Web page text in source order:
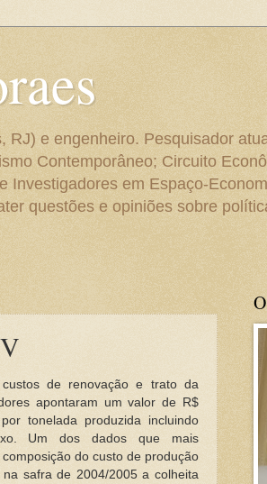
e engenheiro. Pesquisador
Contemporâneo; Circuito
em Espaço-
questões e opiniões sobre
de renovação e trato da
apontaram um valor de R$
tonelada produzida incluindo
Um dos dados que mais
do custo de produção
safra de 2004/2005 a colheita